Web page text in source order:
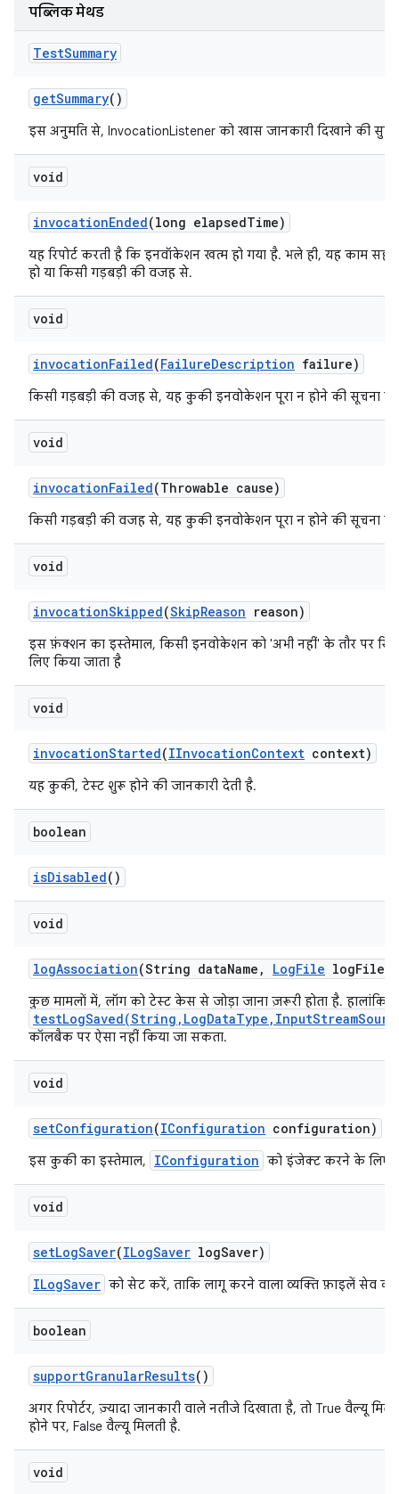
पब्लिक मेथड
TestSummary
getSummary()
इस अनुमति से, InvocationListener को खास जानकारी दिखाने की
void
invocationEnded(long elapsedTime)
यह रिपोर्ट करती है कि इनवॉकेशन खत्म हो गया है. भले ही, यह काम
हो या किसी गड़बड़ी की वजह से.
void
invocationFailed(FailureDescription failure)
किसी गड़बड़ी की वजह से, यह कुकी इनवोकेशन पूरा न होने की सूचना
void
invocationFailed(Throwable cause)
किसी गड़बड़ी की वजह से, यह कुकी इनवोकेशन पूरा न होने की सूचना
void
invocationSkipped(SkipReason reason)
इस फ़ंक्शन का इस्तेमाल, किसी इनवोकेशन को 'अभी नहीं' के तौर पर
लिए किया जाता है
void
invocationStarted(IInvocationContext context)
यह कुकी, टेस्ट शुरू होने की जानकारी देती है.
boolean
isDisabled()
void
logAssociation(String dataName , LogFile logFile)
कुछ मामलों में, लॉग को टेस्ट केस से जोड़ा जाना ज़रूरी होता है. हालांकि,
कॉलबैक पर ऐसा नहीं किया जा सकता.
void
setConfiguration(IConfiguration configuration)
इस कुकी का इस्तेमाल, IConfiguration को इंजेक्ट करने के लिए
void
setLogSaver(ILogSaver logSaver)
ILogSaver को सेट करें, ताकि लागू करने वाला व्यक्ति फ़ाइलें सेव
boolean
supportGranularResults()
अगर रिपोर्टर, ज़्यादा जानकारी वाले नतीजे दिखाता है, तो True वैल्यू
होने पर, False वैल्यू मिलती है.
void